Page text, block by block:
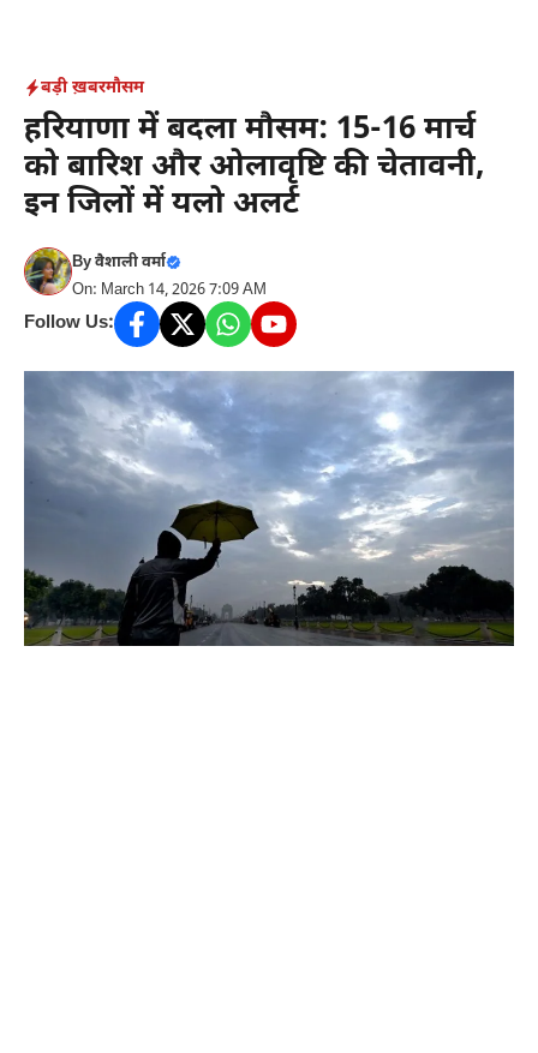
content
बड़ी ख़बरमौसम
हरियाणा में बदला मौसम: 15-16 मार्च
को बारिश और ओलावृष्टि की चेतावनी,
इन जिलों में यलो अलर्ट
Byवैशाली वर्मा
On: March 14, 2026 7:09 AM
Follow Us: